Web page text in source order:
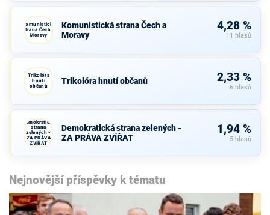
Komunistická
strana Čech a
Moravy
Komunistická strana Čech a
Moravy
4,28 %
11 hlasů
Trikolóra
hnutí
občanů
Trikolóra hnutí občanů 2,33 %
6 hlasů
Demokratická
strana
zelených -
ZA PRÁVA
ZVÍŘAT
Demokratická strana zelených -
ZA PRÁVA ZVÍŘAT
1,94 %
5 hlasů
Nejnovější příspěvky k tématu